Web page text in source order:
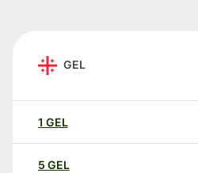
GEL
1 GEL
5 GEL